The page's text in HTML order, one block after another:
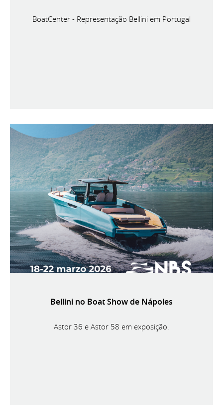
BoatCenter - Representação Bellini em Portugal
Bellini no Boat Show de Nápoles
Astor 36 e Astor 58 em exposição.